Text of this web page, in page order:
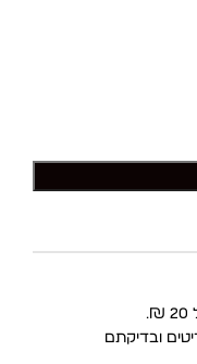
ובדיקתם